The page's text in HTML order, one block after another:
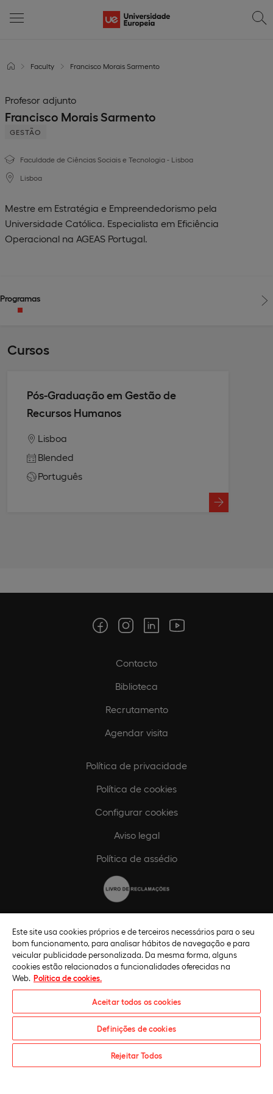
Faculty Francisco Morais Sarmento
Faculdade de Ciências Sociais e Tecnologia - Lisboa
Lisboa
Mestre em Estratégia e Empreendedorismo pela
Universidade Católica. Especialista em Eficiência
Operacional na AGEAS Portugal.
Profesor adjunto
Francisco Morais Sarmento
GESTÃO
Programas
Cursos
Pós-Graduação em Gestão de
Recursos Humanos
Lisboa
Blended
Português
Contacto
Biblioteca
Recrutamento
Agendar visita
Política de privacidade
Política de cookies
Configurar cookies
Aviso legal
Política de assédio
Código de ética
Política de compliance
Canal de compliance
Plano de Igualdade de Género
Pedido informações
Este site usa cookies próprios e de terceiros necessários para o seu
bom funcionamento, para analisar hábitos de navegação e para
veicular publicidade personalizada. Da mesma forma, alguns
cookies estão relacionados a funcionalidades oferecidas na
Web. Política de cookies.
Aceitar todos os cookies
Definições de cookies
Rejeitar Todos